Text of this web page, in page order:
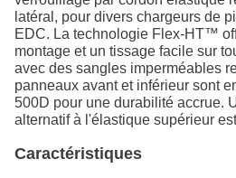
latéral, pour divers chargeurs de
EDC. La technologie Flex-HT™
montage et un tissage facile sur
avec des sangles imperméables
panneaux avant et inférieur sont
500D pour une durabilité accrue.
alternatif à l'élastique supérieur
Caractéristiques